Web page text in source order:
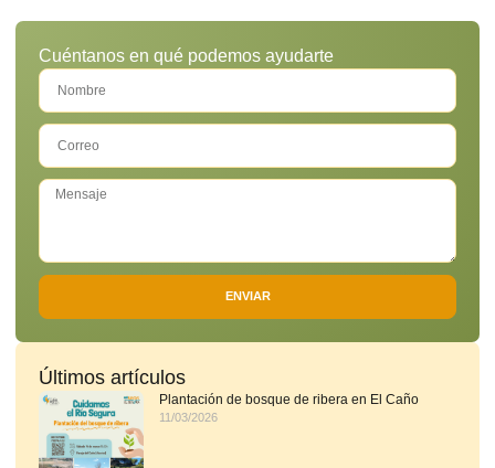
Cuéntanos en qué podemos ayudarte
ENVIAR
Últimos artículos
Plantación de bosque de ribera en El Caño
11/03/2026